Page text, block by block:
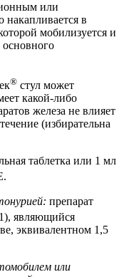
или
накапливается в
мобилизуется и
основного
® стул может
какой-либо
железа не влияет
(избирательна
таблетка или 1 мл
препарат
являющийся
эквивалентном 1,5
или